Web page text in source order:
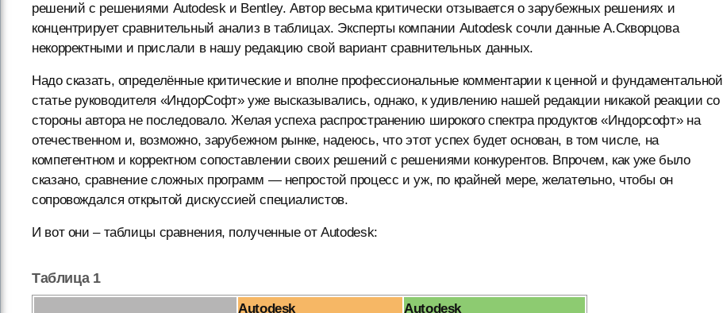
решений с решениями Autodesk и Bentley. Автор весьма критически отзывается о зарубежных решениях и
концентрирует сравнительный анализ в таблицах. Эксперты компании Autodesk сочли данные А.Скворцова
некорректными и прислали в нашу редакцию свой вариант сравнительных данных.
Надо сказать, определённые критические и вполне профессиональные комментарии к ценной и фундаментальной
статье руководителя «ИндорСофт» уже высказывались, однако, к удивлению нашей редакции никакой реакции со
стороны автора не последовало. Желая успеха распространению широкого спектра продуктов «Индорсофт» на
отечественном и, возможно, зарубежном рынке, надеюсь, что этот успех будет основан, в том числе, на
компетентном и корректном сопоставлении своих решений с решениями конкурентов. Впрочем, как уже было
сказано, сравнение сложных программ — непростой процесс и уж, по крайней мере, желательно, чтобы он
сопровождался открытой дискуссией специалистов.
И вот они – таблицы сравнения, полученные от Autodesk:
Таблица 1
Autodesk
Autodesk